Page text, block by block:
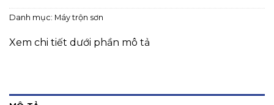
Danh mục: Máy trộn sơn
Xem chi tiết dưới phần mô tả